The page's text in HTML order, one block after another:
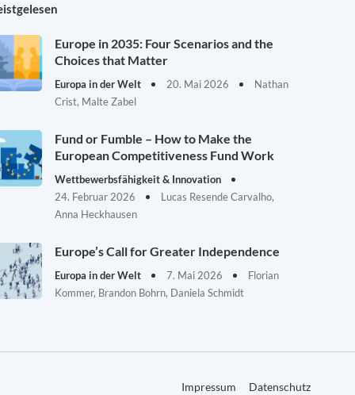
Europe in 2035: Four Scenarios and the
Choices that Matter
Europa in der Welt 20. Mai 2026
Nathan
Crist, Malte Zabel
Fund or Fumble – How to Make the
European Competitiveness Fund Work
Wettbewerbsfähigkeit & Innovation
24. Februar 2026
Lucas Resende Carvalho,
Anna Heckhausen
Europe’s Call for Greater Independence
Europa in der Welt 7. Mai 2026
Florian
Kommer, Brandon Bohrn, Daniela Schmidt
Impressum Datenschutz